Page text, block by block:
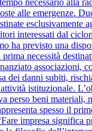
necessario alla
alle emergenze.
esclusivamente
interessati dal
ha previsto una
necessità
associazioni,
dei danni subiti,
istituzionale.
perso beni materiali,
spesso il
impresa significa